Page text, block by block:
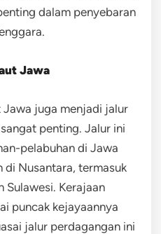
dalam penyebaran
Jawa
Jawa juga menjadi jalur
penting. Jalur ini
pelabuhan di Jawa
di Nusantara, termasuk
Sulawesi. Kerajaan
puncak kejayaannya
jalur perdagangan ini